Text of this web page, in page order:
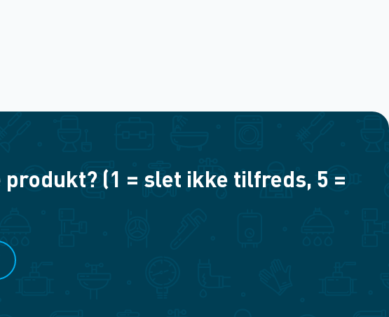
(1 = slet ikke tilfreds, 5 =